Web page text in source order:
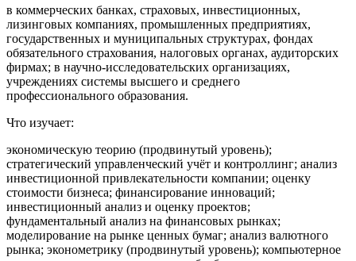
в коммерческих банках, страховых, инвестиционных,
лизинговых компаниях, промышленных предприятиях,
государственных и муниципальных структурах, фондах
обязательного страхования, налоговых органах, аудиторских
фирмах; в научно-исследовательских организациях,
учреждениях системы высшего и среднего
профессионального образования.
Что изучает:
экономическую теорию (продвинутый уровень);
стратегический управленческий учёт и контроллинг; анализ
инвестиционной привлекательности компании; оценку
стоимости бизнеса; финансирование инноваций;
инвестиционный анализ и оценку проектов;
фундаментальный анализ на финансовых рынках;
моделирование на рынке ценных бумаг; анализ валютного
рынка; эконометрику (продвинутый уровень); компьютерное